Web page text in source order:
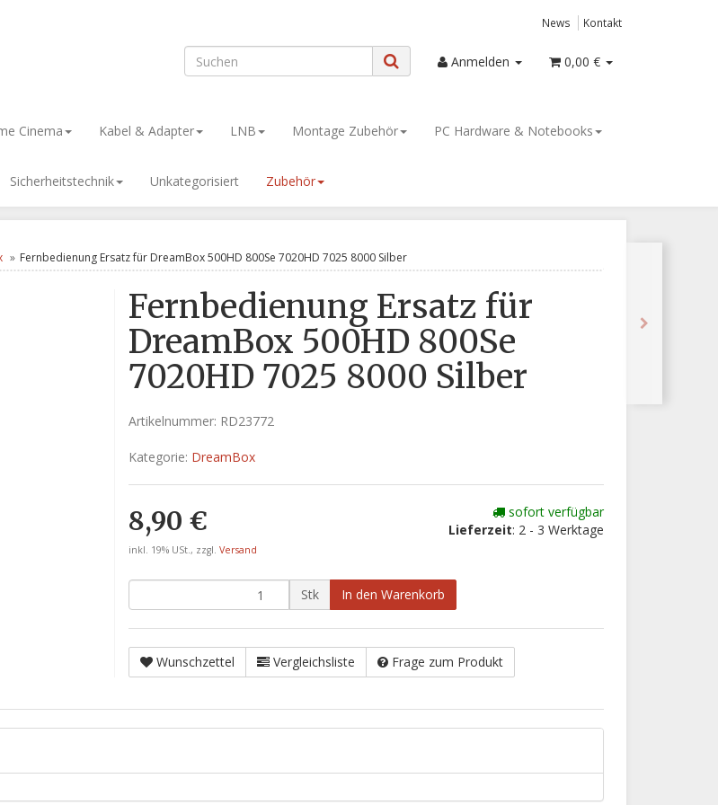
News Kontakt
Anmelden 0,00 €
Cinema Kabel & Adapter LNB Montage Zubehör PC Hardware & Notebooks
Sicherheitstechnik Unkategorisiert Zubehör
Fernbedienung Ersatz für DreamBox 500HD 800Se 7020HD 7025 8000 Silber
Fernbedienung Ersatz für
DreamBox 500HD 800Se
7020HD 7025 8000 Silber
Artikelnummer: RD23772
Kategorie: DreamBox
8,90 €
inkl. 19% USt., zzgl. Versand
sofort verfügbar
Lieferzeit: 2 - 3 Werktage
Stk In den Warenkorb
Wunschzettel Vergleichsliste Frage zum Produkt